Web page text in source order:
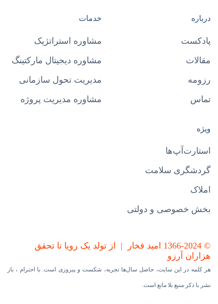
درباره
پادکست
مقالات
رزومه
تماس
خدمات
مشاوره استراتژیک
مشاوره دیجیتال مارکتینگ
مدیریت تحول سازمانی
مشاوره مدیریت پروژه
ویژه
استارت‌آپ‌ها
گردشگری سلامت
املاک
بخش خصوصی و دولتی
© 1366-2024 امید فخار | از تولد یک رویا تا تحقق
هزاران آرزو
هر کلمه در این سایت، حاصل سال‌ها تجربه، شکست و پیروزی است. با احترام ، باز
نشر با ذکر منبع بلا مانع است.